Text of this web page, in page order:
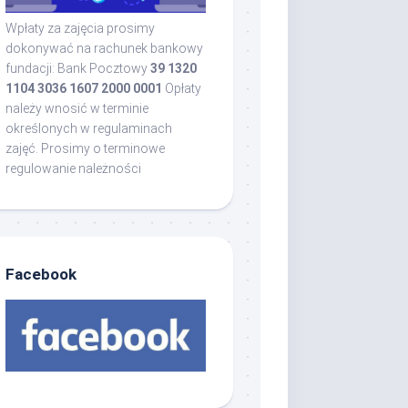
Wpłaty za zajęcia prosimy
dokonywać na rachunek bankowy
fundacji: Bank Pocztowy39 1320
1104 3036 1607 2000 0001 Opłaty
należy wnosić w terminie
określonych w regulaminach
zajęć. Prosimy o terminowe
regulowanie należności
Facebook